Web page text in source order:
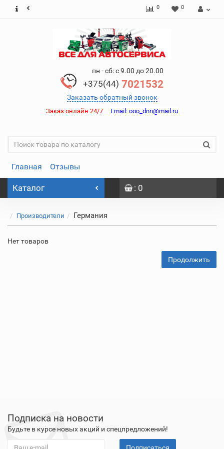
0 0
пн - сб: с 9.00 до 20.00
+375(44) 7021532
Заказать обратный звонок
Заказ онлайн 24/7 Email: ooo_dnn@mail.ru
Главная Отзывы
Каталог : 0
Производители Германия
Нет товаров
Продолжить
Подписка на новости
Будьте в курсе новых акций и спецпредложений!